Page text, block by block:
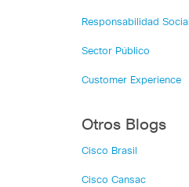
Responsabilidad Social
Sector Público
Customer Experience
Otros Blogs
Cisco Brasil
Cisco Cansac